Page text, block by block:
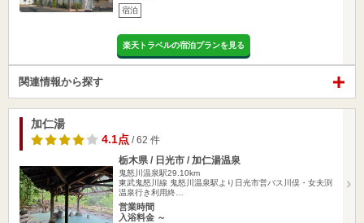
宿泊
楽天トラベルの宿泊プランを見る
関連情報から探す
加仁湯
4.1点 / 62 件
栃木県 / 日光市 / 加仁湯温泉
鬼怒川温泉駅29.10km
東武鬼怒川線 鬼怒川温泉駅より日光市営バス川俣・女夫渕
温泉行き利用終…
営業時間
入浴料金 ～